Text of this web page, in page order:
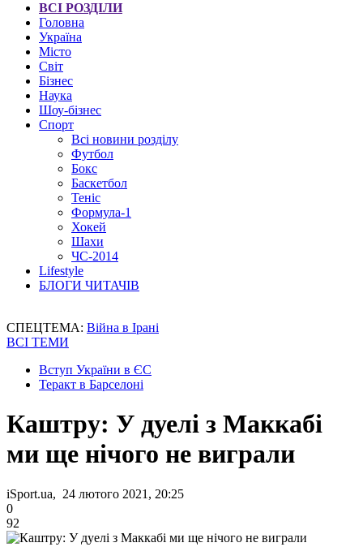
ВСІ РОЗДІЛИ
Головна
Україна
Місто
Світ
Бізнес
Наука
Шоу-бізнес
Спорт
Всі новини розділу
Футбол
Бокс
Баскетбол
Теніс
Формула-1
Хокей
Шахи
ЧС-2014
Lifestyle
БЛОГИ ЧИТАЧІВ
СПЕЦТЕМА: Війна в Ірані
ВСІ ТЕМИ
Вступ України в ЄС
Теракт в Барселоні
Каштру: У дуелі з Маккабі
ми ще нічого не виграли
iSport.ua, 24 лютого 2021, 20:25
0
92